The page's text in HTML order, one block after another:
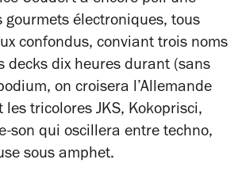
gourmets électroniques, tous
confondus, conviant trois noms
decks dix heures durant (sans
on croisera l’Allemande
les tricolores JKS, Kokoprisci,
son qui oscillera entre techno,
sous amphet.